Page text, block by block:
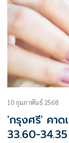
10 กุมภาพันธ์ 2568
'กรุงศรี' คาด